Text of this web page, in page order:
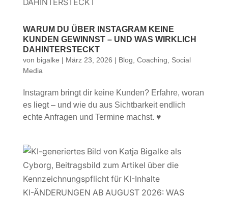
WARUM DU ÜBER INSTAGRAM KEINE
KUNDEN GEWINNST – UND WAS WIRKLICH
DAHINTERSTECKT
von bigalke | März 23, 2026 | Blog Coaching
Social
Media
Instagram bringt dir keine Kunden? Erfahre, woran
es liegt – und wie du aus Sichtbarkeit endlich
echte Anfragen und Termine machst. ♥
KI-ÄNDERUNGEN AB AUGUST 2026: WAS